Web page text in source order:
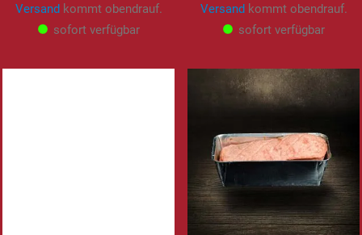
Versandkommt obendrauf.
sofort verfügbar
Versandkommt obendrauf.
sofort verfügbar